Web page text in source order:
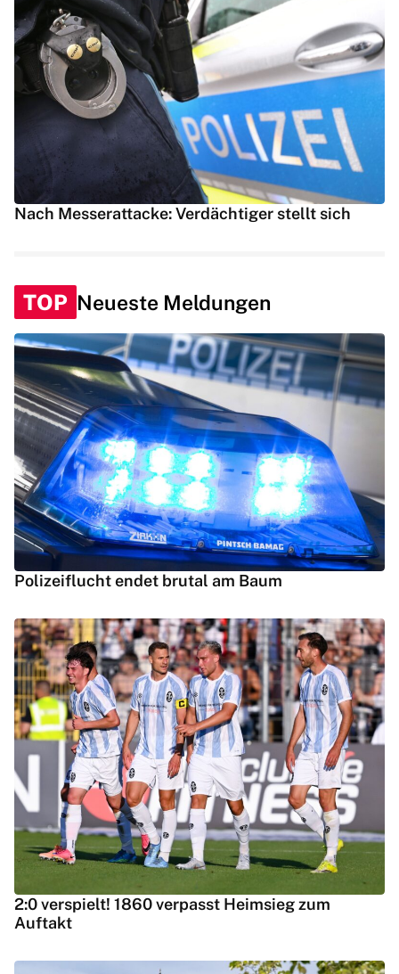
Nach Messerattacke: Verdächtiger stellt sich
TOP Neueste Meldungen
Polizeiflucht endet brutal am Baum
2:0 verspielt! 1860 verpasst Heimsieg zum
Auftakt